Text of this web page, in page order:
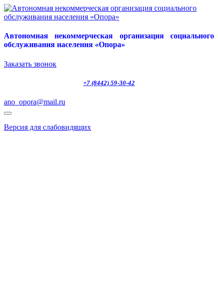
Автономная некоммерческая организация социального
обслуживания населения «Опора»
Заказать звонок
+7 (8442) 59-30-42
ano_opora@mail.ru
Версия для слабовидящих